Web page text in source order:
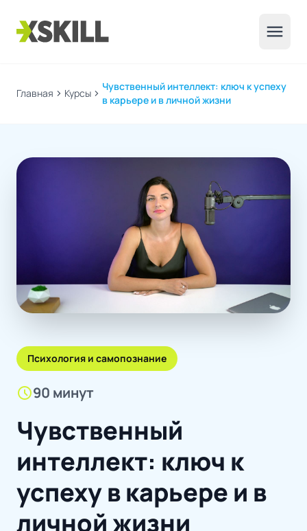
menu
Главная chevron_right Курсы chevron_right
Чувственный интеллект: ключ к успеху
в карьере и в личной жизни
Психология и самопознание
schedule90 минут
Чувственный
интеллект: ключ к
успеху в карьере и в
личной жизни